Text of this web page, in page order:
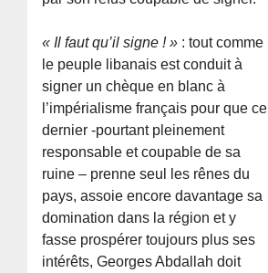
« Il faut qu’il signe ! » : tout comme
le peuple libanais est conduit à
signer un chèque en blanc à
l’impérialisme français pour que ce
dernier -pourtant pleinement
responsable et coupable de sa
ruine – prenne seul les rênes du
pays, assoie encore davantage sa
domination dans la région et y
fasse prospérer toujours plus ses
intérêts, Georges Abdallah doit